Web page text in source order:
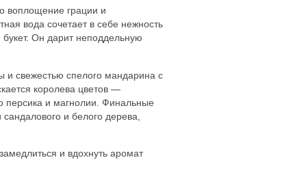
воплощение грации и
вода сочетает в себе нежность
Он дарит неподдельную
и свежестью спелого мандарина с
королева цветов —
персика и магнолии. Финальные
и белого дерева,
и вдохнуть аромат